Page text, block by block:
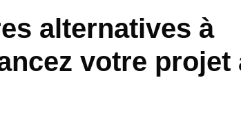
alternatives à
votre projet